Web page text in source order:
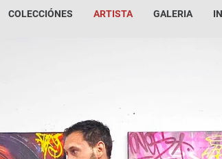
COLECCIÓNES ARTISTA GALERIA